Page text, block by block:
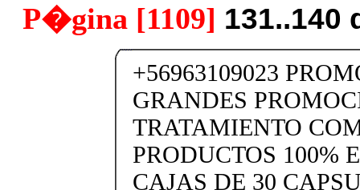
P�gina [1109] 131..140
+56963109023
GRANDES
TRATAMIENTO
PRODUCTOS 100%
CAJAS DE 30